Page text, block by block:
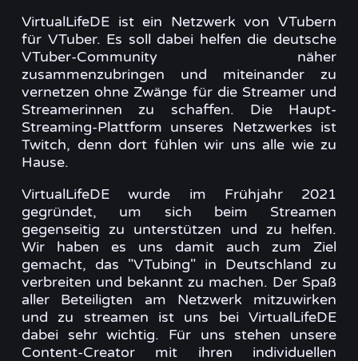
VirtualLifeDE ist ein Netzwerk von VTubern
für VTuber. Es soll dabei helfen die deutsche
VTuber-Community näher
zusammenzubringen und miteinander zu
vernetzen ohne Zwänge für die Streamer und
Streamerinnen zu schaffen. Die Haupt-
Streaming-Plattform unseres Netzwerkes ist
Twitch, denn dort fühlen wir uns alle wie zu
Hause.
VirtualLifeDE wurde im Frühjahr 2021
gegründet, um sich beim Streamen
gegenseitig zu unterstützen und zu helfen.
Wir haben es uns damit auch zum Ziel
gemacht, das "VTubing" in Deutschland zu
verbreiten und bekannt zu machen. Der Spaß
aller Beteiligten am Netzwerk mitzuwirken
und zu streamen ist uns bei VirtualLifeDE
dabei sehr wichtig. Für uns stehen unsere
Content-Creator mit ihren individuellen